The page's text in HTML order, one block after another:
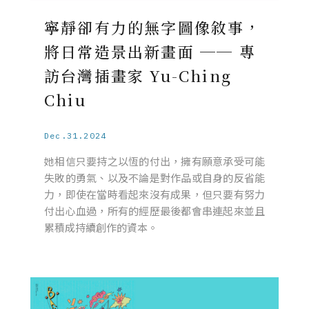
寧靜卻有力的無字圖像敘事，
將日常造景出新畫面 ── 專
訪台灣插畫家 Yu-Ching
Chiu
Dec.31.2024
她相信只要持之以恆的付出，擁有願意承受可能
失敗的勇氣、以及不論是對作品或自身的反省能
力，即使在當時看起來沒有成果，但只要有努力
付出心血過，所有的經歷最後都會串連起來並且
累積成持續創作的資本。